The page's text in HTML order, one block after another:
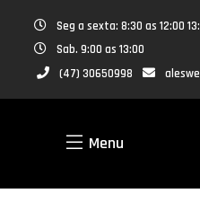
Seg a sexta: 8:30 as 12:00
Sab. 9:00 as 13:00
(47) 30650998
Menu